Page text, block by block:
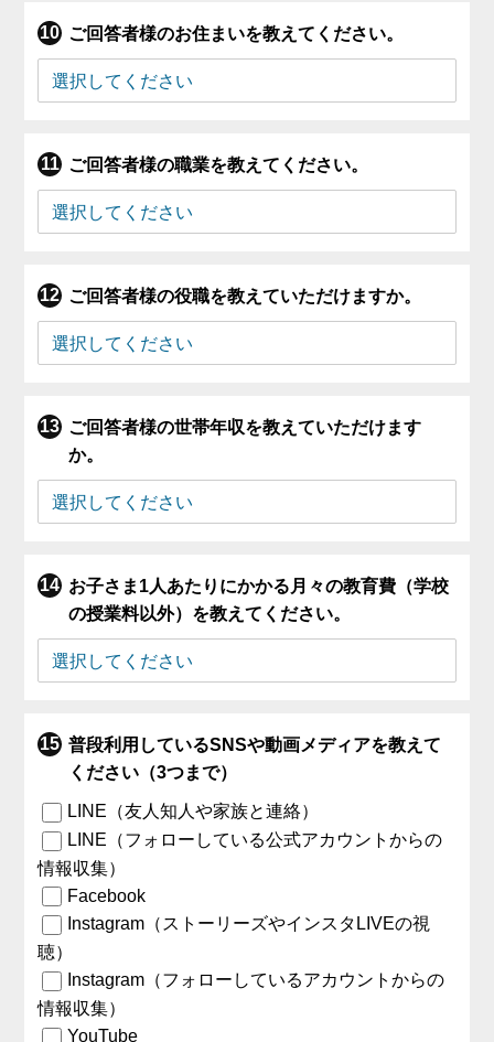
ご回答者様のお住まいを教えてください。
ご回答者様の職業を教えてください。
ご回答者様の役職を教えていただけますか。
ご回答者様の世帯年収を教えていただけます
か。
お子さま1人あたりにかかる月々の教育費（学校
の授業料以外）を教えてください。
普段利用しているSNSや動画メディアを教えて
ください（3つまで）
LINE（友人知人や家族と連絡）
LINE（フォローしている公式アカウントからの
情報収集）
Facebook
Instagram（ストーリーズやインスタLIVEの視
聴）
Instagram（フォローしているアカウントからの
情報収集）
YouTube